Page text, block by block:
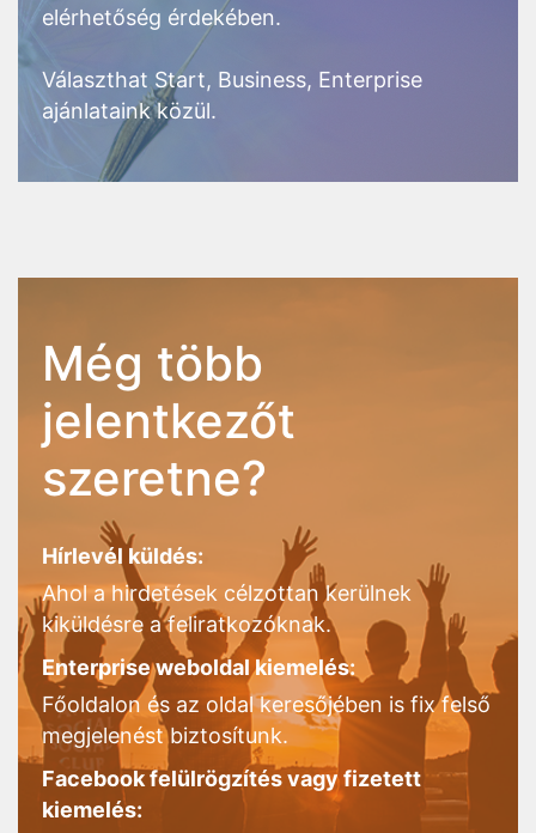
elérhetőség érdekében.
Választhat Start, Business, Enterprise
ajánlataink közül.
Még több
jelentkezőt
szeretne?
Hírlevél küldés:
Ahol a hirdetések célzottan kerülnek
kiküldésre a feliratkozóknak.
Enterprise weboldal kiemelés:
Főoldalon és az oldal keresőjében is fix felső
megjelenést biztosítunk.
Facebook felülrögzítés vagy fizetett
kiemelés: